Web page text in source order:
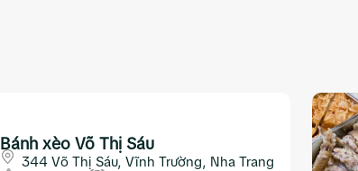
Bánh xèo Võ Thị Sáu
344 Võ Thị Sáu, Vĩnh Trường, Nha Trang